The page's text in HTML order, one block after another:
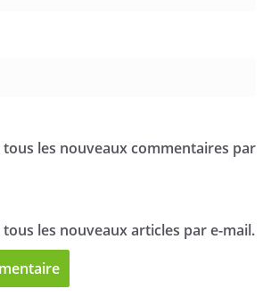
tous les nouveaux commentaires par
les nouveaux articles par e-mail.